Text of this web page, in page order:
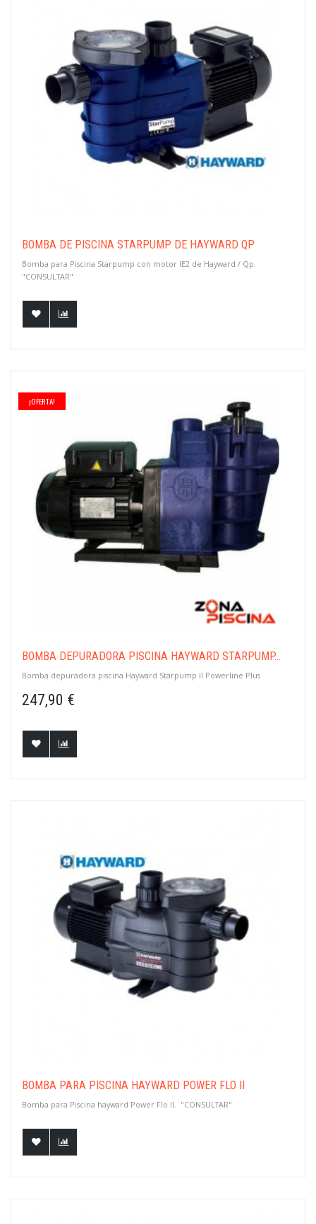
BOMBA DE PISCINA STARPUMP DE HAYWARD QP
Bomba para Piscina Starpump con motor IE2 de Hayward / Qp.
"CONSULTAR"
¡OFERTA!
BOMBA DEPURADORA PISCINA HAYWARD STARPUMP...
Bomba depuradora piscina Hayward Starpump II Powerline Plus
247,90 €
BOMBA PARA PISCINA HAYWARD POWER FLO II
Bomba para Piscina hayward Power Flo II. "CONSULTAR"